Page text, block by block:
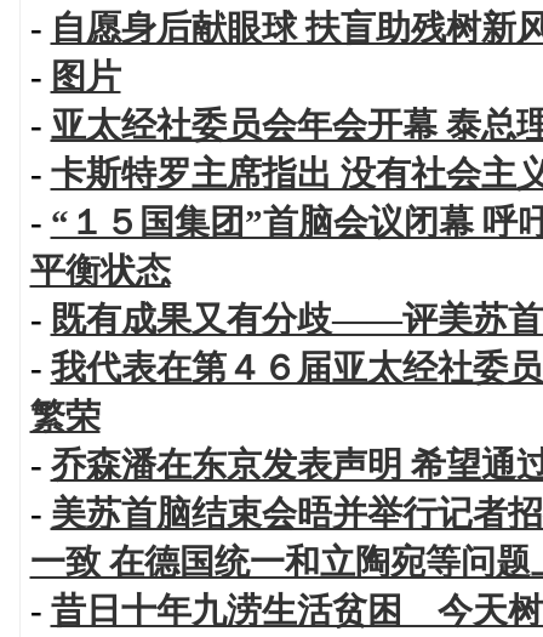
- 自愿身后献眼球 扶盲助残树新
- 图片
- 亚太经社委员会年会开幕 泰总
- 卡斯特罗主席指出 没有社会主
- “１５国集团”首脑会议闭幕 呼
平衡状态
- 既有成果又有分歧——评美苏
- 我代表在第４６届亚太经社委
繁荣
- 乔森潘在东京发表声明 希望通
- 美苏首脑结束会晤并举行记者
一致 在德国统一和立陶宛等问题
- 昔日十年九涝生活贫困 今天